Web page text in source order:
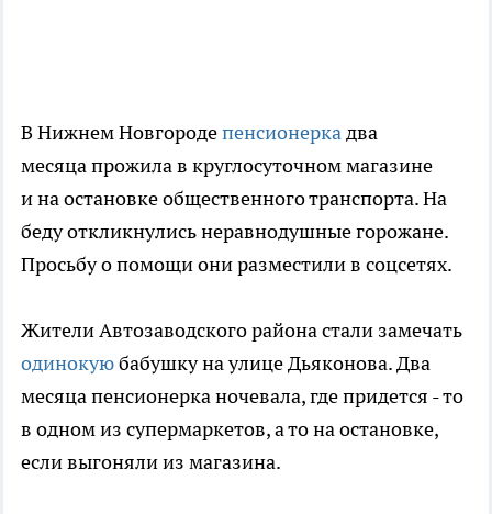
В Нижнем Новгородепенсионеркадва
месяца прожила в круглосуточном магазине
и на остановке общественного транспорта. На
беду откликнулись неравнодушные горожане.
Просьбу о помощи они разместили в соцсетях.
Жители Автозаводского района стали замечать
одинокуюбабушку на улице Дьяконова. Два
месяца пенсионерка ночевала, где придется - то
в одном из супермаркетов, а то на остановке,
если выгоняли из магазина.